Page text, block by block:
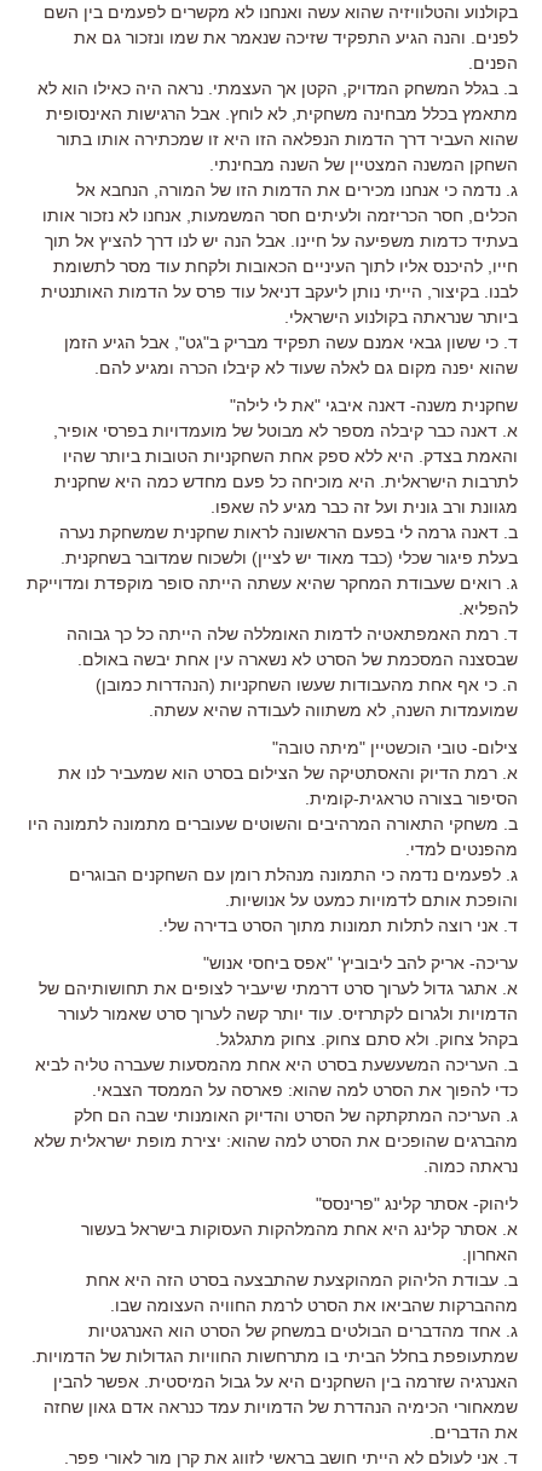
בקולנוע והטלוויזיה שהוא עשה ואנחנו לא מקשרים לפעמים בין השם
לפנים. והנה הגיע התפקיד שזיכה שנאמר את שמו ונזכור גם את
הפנים.
ב. בגלל המשחק המדויק, הקטן אך העצמתי. נראה היה כאילו הוא לא
מתאמץ בכלל מבחינה משחקית, לא לוחץ. אבל הרגישות האינסופית
שהוא העביר דרך הדמות הנפלאה הזו היא זו שמכתירה אותו בתור
השחקן המשנה המצטיין של השנה מבחינתי.
ג. נדמה כי אנחנו מכירים את הדמות הזו של המורה, הנחבא אל
הכלים, חסר הכריזמה ולעיתים חסר המשמעות, אנחנו לא נזכור אותו
בעתיד כדמות משפיעה על חיינו. אבל הנה יש לנו דרך להציץ אל תוך
חייו, להיכנס אליו לתוך העיניים הכאובות ולקחת עוד מסר לתשומת
לבנו. בקיצור, הייתי נותן ליעקב דניאל עוד פרס על הדמות האותנטית
ביותר שנראתה בקולנוע הישראלי.
ד. כי ששון גבאי אמנם עשה תפקיד מבריק ב"גט", אבל הגיע הזמן
שהוא יפנה מקום גם לאלה שעוד לא קיבלו הכרה ומגיע להם.
שחקנית משנה- דאנה איבגי "את לי לילה"
א. דאנה כבר קיבלה מספר לא מבוטל של מועמדויות בפרסי אופיר,
והאמת בצדק. היא ללא ספק אחת השחקניות הטובות ביותר שהיו
לתרבות הישראלית. היא מוכיחה כל פעם מחדש כמה היא שחקנית
מגוונת ורב גונית ועל זה כבר מגיע לה שאפו.
ב. דאנה גרמה לי בפעם הראשונה לראות שחקנית שמשחקת נערה
בעלת פיגור שכלי (כבד מאוד יש לציין) ולשכוח שמדובר בשחקנית.
ג. רואים שעבודת המחקר שהיא עשתה הייתה סופר מוקפדת ומדוייקת
להפליא.
ד. רמת האמפתאטיה לדמות האומללה שלה הייתה כל כך גבוהה
שבסצנה המסכמת של הסרט לא נשארה עין אחת יבשה באולם.
ה. כי אף אחת מהעבודות שעשו השחקניות (הנהדרות כמובן)
שמועמדות השנה, לא משתווה לעבודה שהיא עשתה.
צילום- טובי הוכשטיין "מיתה טובה"
א. רמת הדיוק והאסתטיקה של הצילום בסרט הוא שמעביר לנו את
הסיפור בצורה טראגית-קומית.
ב. משחקי התאורה המרהיבים והשוטים שעוברים מתמונה לתמונה היו
מהפנטים למדי.
ג. לפעמים נדמה כי התמונה מנהלת רומן עם השחקנים הבוגרים
והופכת אותם לדמויות כמעט על אנושיות.
ד. אני רוצה לתלות תמונות מתוך הסרט בדירה שלי.
עריכה- אריק להב ליבוביץ' "אפס ביחסי אנוש"
א. אתגר גדול לערוך סרט דרמתי שיעביר לצופים את תחושותיהם של
הדמויות ולגרום לקתרזיס. עוד יותר קשה לערוך סרט שאמור לעורר
בקהל צחוק. ולא סתם צחוק. צחוק מתגלגל.
ב. העריכה המשעשעת בסרט היא אחת מהמסעות שעברה טליה לביא
כדי להפוך את הסרט למה שהוא: פארסה על הממסד הצבאי.
ג. העריכה המתקתקה של הסרט והדיוק האומנותי שבה הם חלק
מהברגים שהופכים את הסרט למה שהוא: יצירת מופת ישראלית שלא
נראתה כמוה.
ליהוק- אסתר קלינג "פרינסס"
א. אסתר קלינג היא אחת מהמלהקות העסוקות בישראל בעשור
האחרון.
ב. עבודת הליהוק המהוקצעת שהתבצעה בסרט הזה היא אחת
מההברקות שהביאו את הסרט לרמת החוויה העצומה שבו.
ג. אחד מהדברים הבולטים במשחק של הסרט הוא האנרגטיות
שמתעופפת בחלל הביתי בו מתרחשות החוויות הגדולות של הדמויות.
האנרגיה שזרמה בין השחקנים היא על גבול המיסטית. אפשר להבין
שמאחורי הכימיה הנהדרת של הדמויות עמד כנראה אדם גאון שחזה
את הדברים.
ד. אני לעולם לא הייתי חושב בראשי לזווג את קרן מור לאורי פפר.